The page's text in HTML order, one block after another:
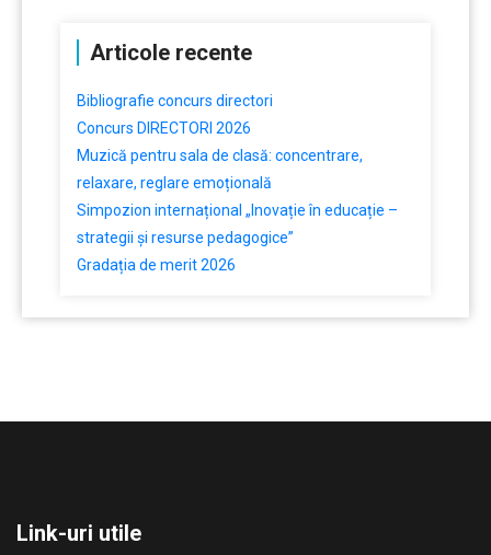
Articole recente
Bibliografie concurs directori
Concurs DIRECTORI 2026
Muzică pentru sala de clasă: concentrare,
relaxare, reglare emoțională
Simpozion internațional „Inovație în educație –
strategii și resurse pedagogice”
Gradația de merit 2026
Link-uri utile